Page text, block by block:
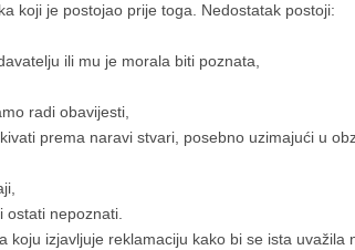
koji je postojao prije toga. Nedostatak postoji:
ili mu je morala biti poznata,
radi obavijesti,
prema naravi stvari, posebno uzimajući u
ostati nepoznati.
izjavljuje reklamaciju kako bi se ista uvažila